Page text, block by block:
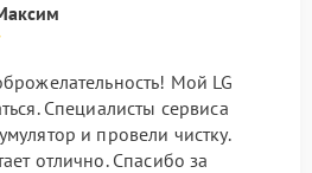
Мой LG
Специалисты сервиса
и провели чистку.
отлично. Спасибо за